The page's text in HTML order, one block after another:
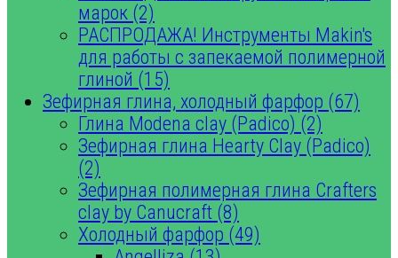
марок (2)
РАСПРОДАЖА! Инструменты Makin's
для работы с запекаемой полимерной
глиной (15)
Зефирная глина, холодный фарфор (67)
Глина Modena clay (Padico) (2)
Зефирная глина Hearty Clay (Padico)
(2)
Зефирная полимерная глина Crafters
clay by Canucraft (8)
Холодный фарфор (49)